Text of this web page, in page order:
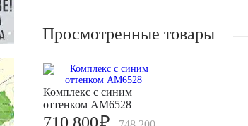
Просмотренные товары
Комплекс с синим
оттенком AM6528